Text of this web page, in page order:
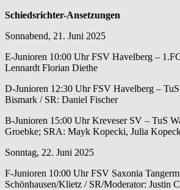
Schiedsrichter-Ansetzungen
Sonnabend, 21. Juni 2025
E-Junioren 10:00 Uhr FSV Havelberg –
Lennardt Florian Diethe
D-Junioren 12:30 Uhr FSV Havelberg –
Bismark / SR: Daniel Fischer
B-Junioren 15:00 Uhr Kreveser SV – TuS
Groebke; SRA: Mayk Kopecki, Julia
Sonntag, 22. Juni 2025
F-Junioren 10:00 Uhr FSV Saxonia
Schönhausen/Klietz / SR/Moderator: Justin